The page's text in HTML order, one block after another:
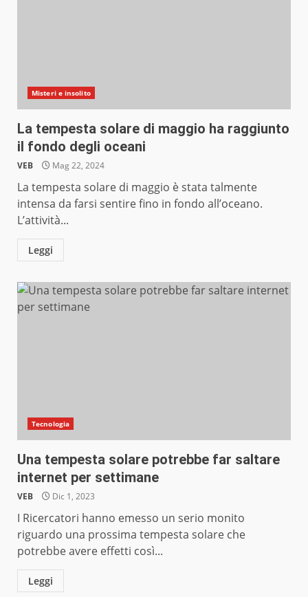
Misteri e insolito
La tempesta solare di maggio ha raggiunto
il fondo degli oceani
VEB Mag 22, 2024
La tempesta solare di maggio è stata talmente
intensa da farsi sentire fino in fondo all’oceano.
L’attività...
Leggi
Tecnologia
Una tempesta solare potrebbe far saltare
internet per settimane
VEB Dic 1, 2023
I Ricercatori hanno emesso un serio monito
riguardo una prossima tempesta solare che
potrebbe avere effetti così...
Leggi